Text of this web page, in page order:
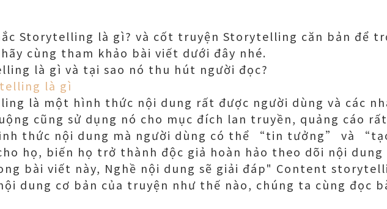
Storytelling là gì? và cốt truyện Storytelling căn bản để
cùng tham khảo bài viết dưới đây nhé.
là gì và tại sao nó thu hút người đọc?
là gì
là một hình thức nội dung rất được người dùng và các
cũng sử dụng nó cho mục đích lan truyền, quảng cáo rất
thức nội dung mà người dùng có thể “tin tưởng” và
họ, biến họ trở thành độc giả hoàn hảo theo dõi nội
bài viết này, Nghề nội dung sẽ giải đáp" Content
dung cơ bản của truyện như thế nào, chúng ta cùng đọc